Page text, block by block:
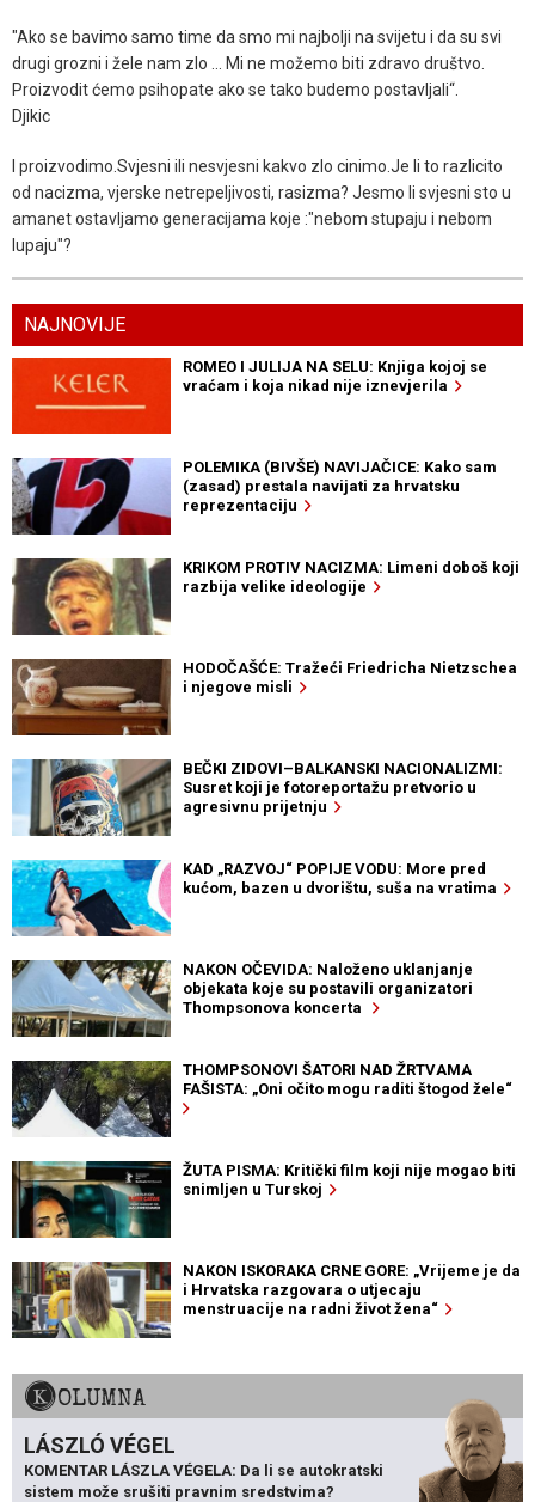
"Ako se bavimo samo time da smo mi najbolji na svijetu i da su svi
drugi grozni i žele nam zlo ... Mi ne možemo biti zdravo društvo.
Proizvodit ćemo psihopate ako se tako budemo postavljali“.
Djikic
I proizvodimo.Svjesni ili nesvjesni kakvo zlo cinimo.Je li to razlicito
od nacizma, vjerske netrepeljivosti, rasizma? Jesmo li svjesni sto u
amanet ostavljamo generacijama koje :"nebom stupaju i nebom
lupaju"?
NAJNOVIJE
ROMEO I JULIJA NA SELU: Knjiga kojoj se
vraćam i koja nikad nije iznevjerila
POLEMIKA (BIVŠE) NAVIJAČICE: Kako sam
(zasad) prestala navijati za hrvatsku
reprezentaciju
KRIKOM PROTIV NACIZMA: Limeni doboš koji
razbija velike ideologije
HODOČAŠĆE: Tražeći Friedricha Nietzschea
i njegove misli
BEČKI ZIDOVI–BALKANSKI NACIONALIZMI:
Susret koji je fotoreportažu pretvorio u
agresivnu prijetnju
KAD „RAZVOJ“ POPIJE VODU: More pred
kućom, bazen u dvorištu, suša na vratima
NAKON OČEVIDA: Naloženo uklanjanje
objekata koje su postavili organizatori
Thompsonova koncerta
THOMPSONOVI ŠATORI NAD ŽRTVAMA
FAŠISTA: „Oni očito mogu raditi štogod žele“
ŽUTA PISMA: Kritički film koji nije mogao biti
snimljen u Turskoj
NAKON ISKORAKA CRNE GORE: „Vrijeme je da
i Hrvatska razgovara o utjecaju
menstruacije na radni život žena“
KOLUMNA
LÁSZLÓ VÉGEL
KOMENTAR LÁSZLA VÉGELA: Da li se autokratski
sistem može srušiti pravnim sredstvima?